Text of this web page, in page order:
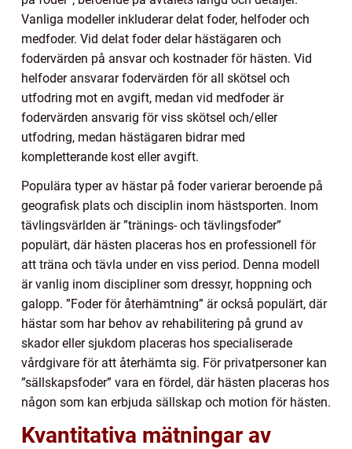
Vanliga modeller inkluderar delat foder, helfoder och
medfoder. Vid delat foder delar hästägaren och
fodervärden på ansvar och kostnader för hästen. Vid
helfoder ansvarar fodervärden för all skötsel och
utfodring mot en avgift, medan vid medfoder är
fodervärden ansvarig för viss skötsel och/eller
utfodring, medan hästägaren bidrar med
kompletterande kost eller avgift.
Populära typer av hästar på foder varierar beroende på
geografisk plats och disciplin inom hästsporten. Inom
tävlingsvärlden är ”tränings- och tävlingsfoder”
populärt, där hästen placeras hos en professionell för
att träna och tävla under en viss period. Denna modell
är vanlig inom discipliner som dressyr, hoppning och
galopp. ”Foder för återhämtning” är också populärt, där
hästar som har behov av rehabilitering på grund av
skador eller sjukdom placeras hos specialiserade
vårdgivare för att återhämta sig. För privatpersoner kan
”sällskapsfoder” vara en fördel, där hästen placeras hos
någon som kan erbjuda sällskap och motion för hästen.
Kvantitativa mätningar av